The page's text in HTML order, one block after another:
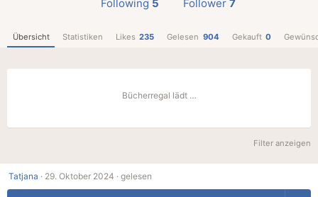
Following 5 Follower 7
Übersicht Statistiken Likes 235 Gelesen 904 Gekauft 0
Bücherregal lädt …
Filter anzeigen
Tatjana · 29. Oktober 2024 · gelesen